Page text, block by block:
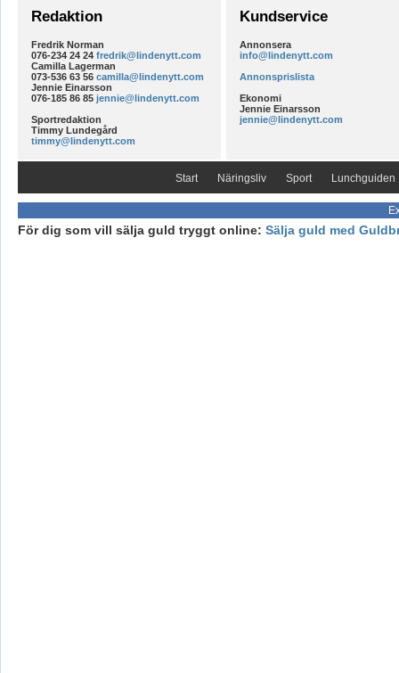
Redaktion
Fredrik Norman
076-234 24 24 fredrik@lindenytt.com
Camilla Lagerman
073-536 63 56 camilla@lindenytt.com
Jennie Einarsson
076-185 86 85 jennie@lindenytt.com
Sportredaktion
Timmy Lundegård
timmy@lindenytt.com
Kundservice
Annonsera
info@lindenytt.com
Annonsprislista
Ekonomi
Jennie Einarsson
jennie@lindenytt.com
Start Näringsliv Sport Lunchguiden
För dig som vill sälja guld tryggt online: Sälja guld med